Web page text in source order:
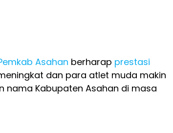
Asahan berharap prestasi
dan para atlet muda makin
nama Kabupaten Asahan di masa